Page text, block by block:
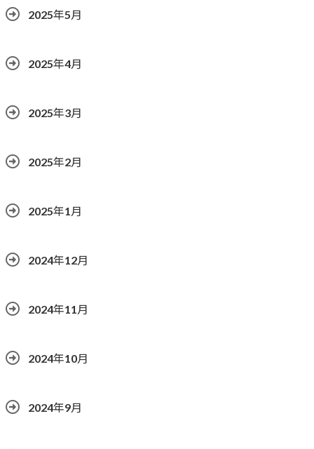
2025年5月
2025年4月
2025年3月
2025年2月
2025年1月
2024年12月
2024年11月
2024年10月
2024年9月